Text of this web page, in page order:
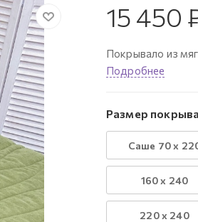
15 450
Покрывало из
Подробнее
Размер
Саше 70 х
160 х 240
220 х 240